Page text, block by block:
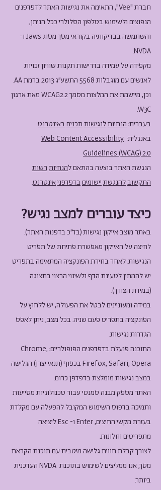
חברת "Vee", התאימה את נגישות האתר לדפדפנים
הנפוצים ולשימוש בטלפון הסלולרי ככל הניתן,
והשתמשה בבדיקותיה בקוראי מסך מסוג Jaws ו-
NVDA.
מקפידה על עמידה בדרישות תקנות שוויון זכויות
לאנשים עם מוגבלות 5568 התשע"ג 2013 ברמת AA.
וכן, מיישמת את המלצות מסמך WCAG2.2 מאת ארגון
W3C.
בעברית:הנחיותלנגישותתכניםבאינטרנט
באנגלית: Web Content Accessibility
Guidelines (WCAG) 2.0
הנגשת האתר בוצעה בהתאם להנחיותרשות
התקשובלהנגשתיישומיםבדפדפניאינטרנט.
כיצד עוברים למצב נגיש?
באתר מוצב אייקון נגישות (בד"כ בדפנות האתר).
לחיצה על האייקון מאפשרת פתיחת של תפריט
הנגישות. לאחר בחירת הפונקציה המתאימה בתפריט
יש להמתין לטעינת הדף ולשינוי הרצוי בתצוגה
(במידת הצורך).
במידה ומעוניינים לבטל את הפעולה, יש ללחוץ על
הפונקציה בתפריט פעם שניה. בכל מצב, ניתן לאפס
הגדרות נגישות.
התוכנה פועלת בדפדפנים הפופולריים: Chrome,
Firefox, Safari, Opera בכפוף (תנאי יצרן) הגלישה
במצב נגישות מומלצת בדפדפן כרום.
האתר מספק מבנה סמנטי עבור טכנולוגיות מסייעות
ותמיכה בדפוס השימוש המקובל להפעלה עם מקלדת
בעזרת מקשי החיצים, Enter ו- Esc ליציאה
מתפריטים וחלונות.
לצורך קבלת חווית גלישה מיטבית עם תוכנת הקראת
מסך, אנו ממליצים לשימוש בתוכנת NVDA העדכנית
ביותר.